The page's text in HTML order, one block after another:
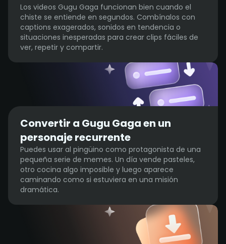
Los videos Gugu Gaga funcionan bien cuando el
chiste se entiende en segundos. Combínalos con
captions exagerados, sonidos en tendencia o
situaciones inesperadas para crear clips fáciles de
ver, repetir y compartir.
Convertir a Gugu Gaga en un
personaje recurrente
Puedes usar al pingüino como protagonista de una
pequeña serie de memes. Un día vende pasteles,
otro cocina algo imposible y luego aparece
caminando como si estuviera en una misión
dramática.